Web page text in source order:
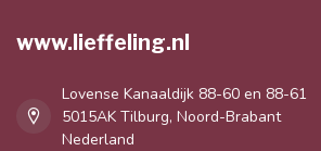
www.lieffeling.nl
Lovense Kanaaldijk 88-60 en 88-61
5015AK Tilburg, Noord-Brabant
Nederland